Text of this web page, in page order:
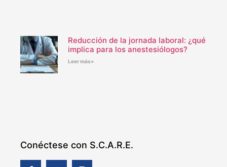
Reducción de la jornada laboral: ¿qué
implica para los anestesiólogos?
Leer más»
Conéctese con S.C.A.R.E.